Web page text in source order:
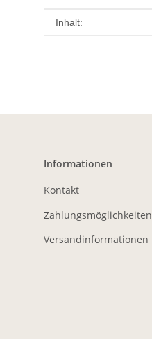
Produkteigenschaft
Wert
Inhalt:
Informationen
Kontakt
Zahlungsmöglichkeiten
Versandinformationen